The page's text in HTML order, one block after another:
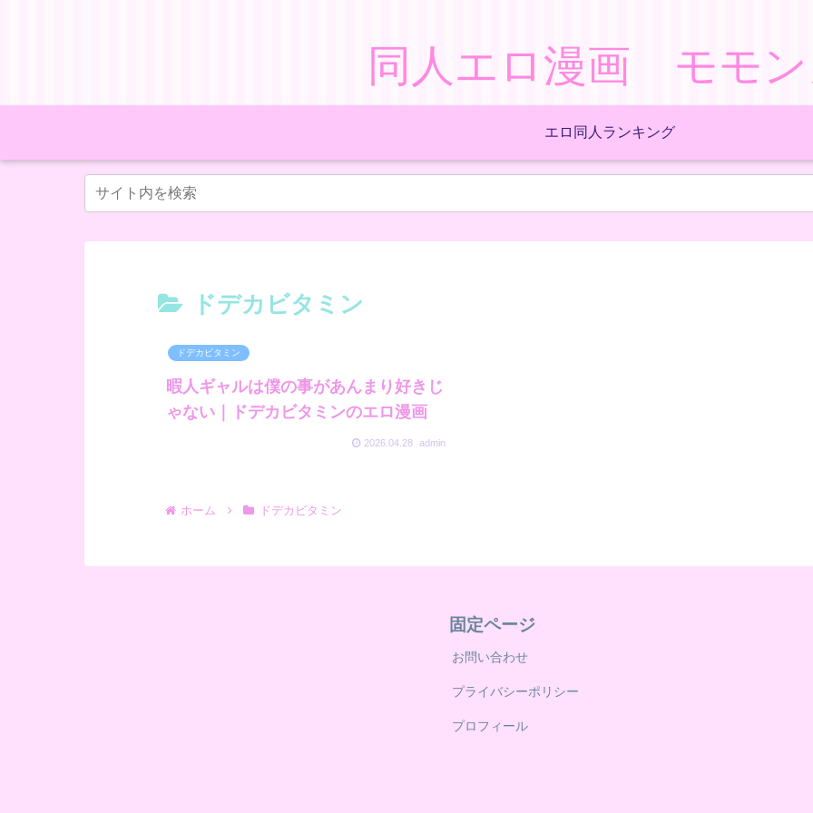
同人エロ漫画 モモ
エロ同人ランキング
ドデカビタミン
ドデカビタミン
暇人ギャルは僕の事があんまり好きじ
ゃない｜ドデカビタミンのエロ漫画
2026.04.28 admin
ホーム ドデカビタミン
固定ページ
お問い合わせ
プライバシーポリシー
プロフィール